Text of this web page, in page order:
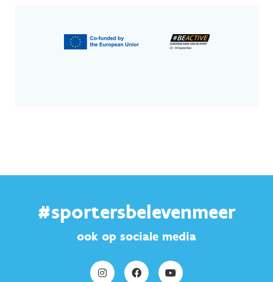
#sportersbelevenmeer
ook op sociale media